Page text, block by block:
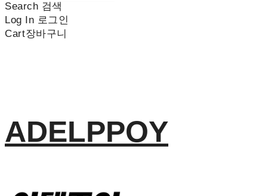
Search 검색
Log In 로그인
Cart장바구니
ADELPPOY